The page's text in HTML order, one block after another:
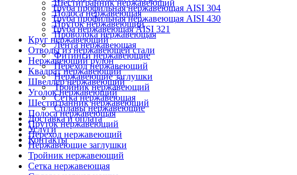
Шестигранник нержавеющий
Полоса нержавеющая
Пруток нержавеющий
Проволока нержавеющая
Лента нержавеющая
Фитинги нержавеющие
Переход нержавеющий
Нержавеющие заглушки
Тройник нержавеющий
Сетка нержавеющая
Сплавы нержавеющие
Доставка и оплата
Услуги
Контакты
Труба профильная нержавеющая AISI 304
Труба профильная нержавеющая AISI 430
Труба нержавеющая AISI 321
Круг нержавеющий
Отводы из нержавеющей стали
Нержавеющий рулон
Квадрат нержавеющий
Швеллер нержавеющий
Уголок нержавеющий
Шестигранник нержавеющий
Полоса нержавеющая
Пруток нержавеющий
Переход нержавеющий
Нержавеющие заглушки
Тройник нержавеющий
Сетка нержавеющая